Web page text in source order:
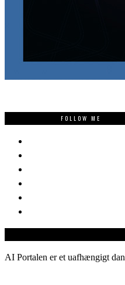
FOLLOW ME
AI Portalen er et uafhængigt